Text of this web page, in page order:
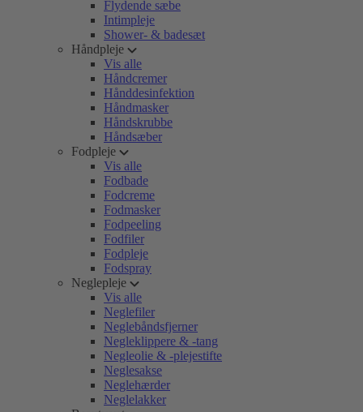
Flydende sæbe
Intimpleje
Shower- & badesæt
Håndpleje
Vis alle
Håndcremer
Hånddesinfektion
Håndmasker
Håndskrubbe
Håndsæber
Fodpleje
Vis alle
Fodbade
Fodcreme
Fodmasker
Fodpeeling
Fodfiler
Fodpleje
Fodspray
Neglepleje
Vis alle
Neglefiler
Neglebåndsfjerner
Negleklippere & -tang
Negleolie & -plejestifte
Neglesakse
Neglehærder
Neglelakker